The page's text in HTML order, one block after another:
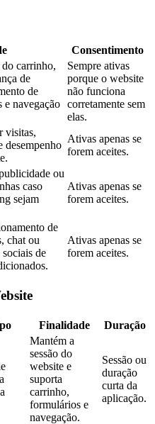
Consentimento
do carrinho,
de
de
e navegação
Sempre ativas
porque o website
não funciona
corretamente sem
elas.
visitas,
desempenho
Ativas apenas se
forem aceites.
ou
caso
sejam
Ativas apenas se
forem aceites.
de
chat ou
de
Ativas apenas se
forem aceites.
Finalidade Duração
Mantém a
sessão do
website e
suporta
carrinho,
formulários e
navegação.
Sessão ou
duração
curta da
aplicação.